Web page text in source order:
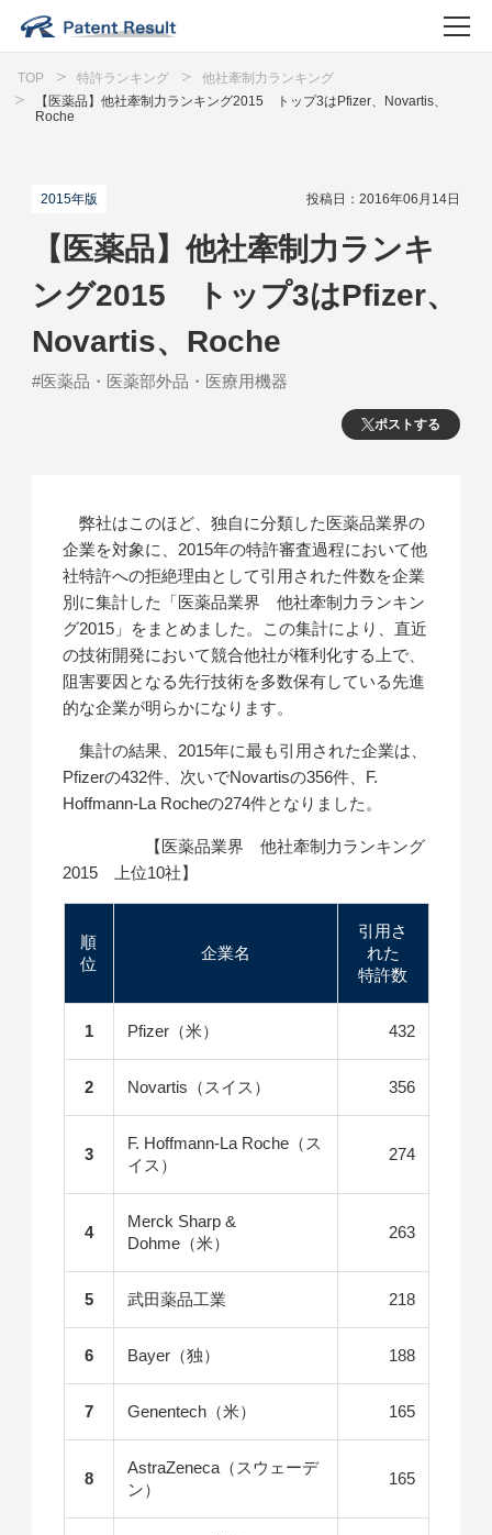
TOP 特許ランキング
他社牽制力ランキング
【医薬品】他社牽制力ランキング2015 トップ3はPfizer、Novartis、
Roche
2015年版 投稿日：2016年06月14日
ポストする
【医薬品】他社牽制力ランキ
ング2015 トップ3はPfizer、
Novartis、Roche
#医薬品・医薬部外品・医療用機器
弊社はこのほど、独自に分類した医薬品業界の
企業を対象に、2015年の特許審査過程において他
社特許への拒絶理由として引用された件数を企業
別に集計した「医薬品業界 他社牽制力ランキン
グ2015」をまとめました。この集計により、直近
の技術開発において競合他社が権利化する上で、
阻害要因となる先行技術を多数保有している先進
的な企業が明らかになります。
集計の結果、2015年に最も引用された企業は、
Pfizerの432件、次いでNovartisの356件、F.
Hoffmann-La Rocheの274件となりました。
【医薬品業界 他社牽制力ランキング
2015 上位10社】
順
位
企業名
引用さ
れた
特許数
1 Pfizer（米） 432
2 Novartis（スイス） 356
3
F. Hoffmann-La Roche（ス
イス）
274
4
Merck Sharp &
Dohme（米）
263
5 武田薬品工業 218
6 Bayer（独） 188
7 Genentech（米） 165
8
AstraZeneca（スウェーデ
ン）
165